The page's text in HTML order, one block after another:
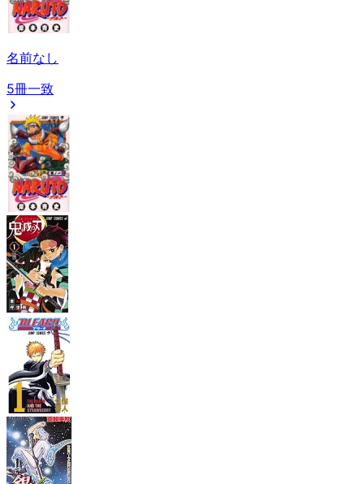
名前なし
5冊一致